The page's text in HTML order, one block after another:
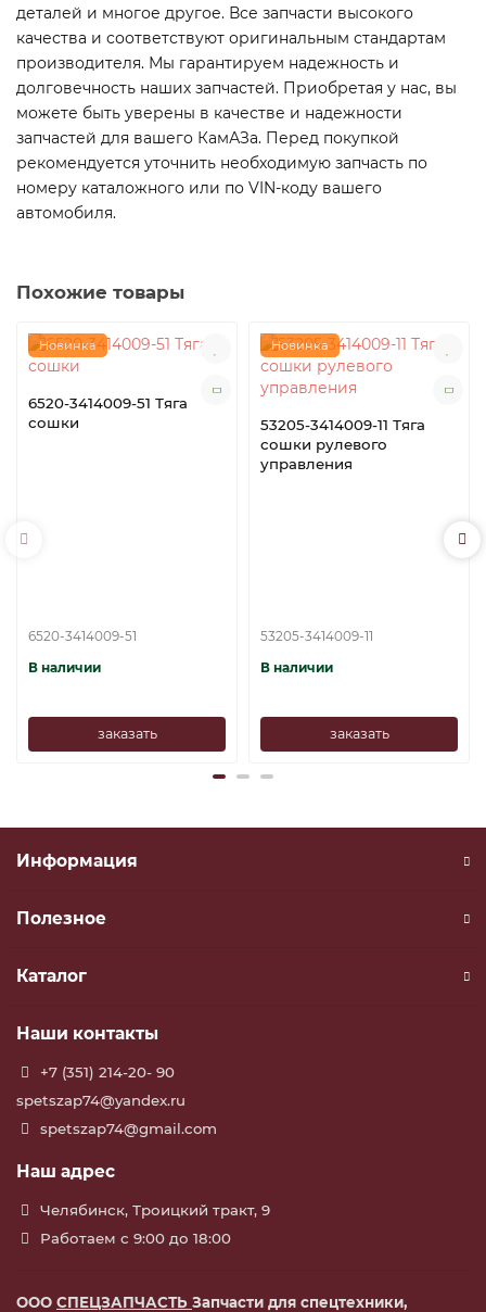
деталей и многое другое. Все запчасти высокого
качества и соответствуют оригинальным стандартам
производителя. Мы гарантируем надежность и
долговечность наших запчастей. Приобретая у нас, вы
можете быть уверены в качестве и надежности
запчастей для вашего КамАЗа. Перед покупкой
рекомендуется уточнить необходимую запчасть по
номеру каталожного или по VIN-коду вашего
автомобиля.
Похожие товары
Новинка
6520-3414009-51 Тяга
сошки
6520-3414009-51
В наличии
заказать
Новинка
53205-3414009-11 Тяга
сошки рулевого
управления
53205-3414009-11
В наличии
заказать
Информация
Полезное
Каталог
Наши контакты
+7 (351) 214-20- 90
spetszap74@yandex.ru
spetszap74@gmail.com
Наш адрес
Челябинск, Троицкий тракт, 9
Работаем с 9:00 до 18:00
ООО СПЕЦЗАПЧАСТЬ Запчасти для спецтехники,